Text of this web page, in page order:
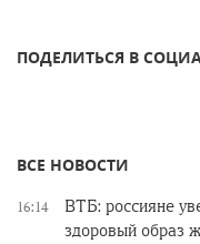
ПОДЕЛИТЬСЯ В
ВСЕ НОВОСТИ
16:14
ВТБ: россияне
здоровый образ